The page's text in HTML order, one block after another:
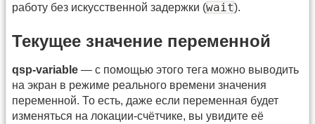
работу без искусственной задержки (wait).
Текущее значение переменной
qsp-variable — с помощью этого тега можно выводить
на экран в режиме реального времени значения
переменной. То есть, даже если переменная будет
изменяться на локации-счётчике, вы увидите её